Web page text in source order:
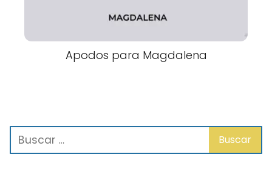
Apodos para Magdalena